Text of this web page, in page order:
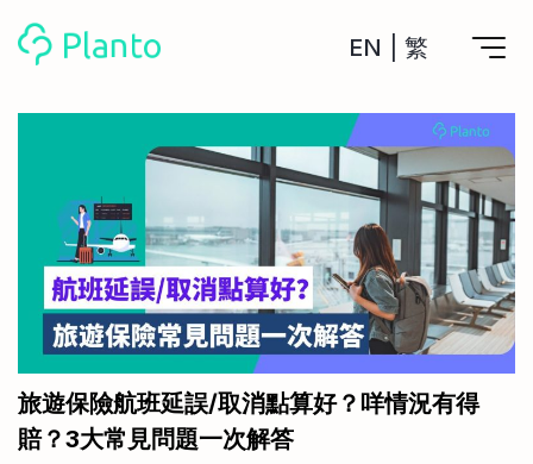
EN 繁
計劃買樓
計劃買樓第一步
全功能記賬
管理及分析所有戶口
管理MPF戶口
一次過管理所有強積金戶口
申請清卡數/私人貸款
CreFIT x Planto推廣優惠
工具
私人貸款
年利率/APR/年息比較
投資戶口 (美股)
比較最抵美股投資戶口
投資戶口 (港股)
比較最抵港股投資戶口
投資加密貨幣
比較最抵Crypto交易所
關於我們
Academy
Marketplace
旅遊保險航班延誤/取消點算好？咩情況有得
賠？3大常見問題一次解答